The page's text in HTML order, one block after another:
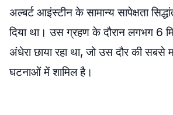
अल्बर्ट आइंस्टीन के सामान्य सापेक्षता
दिया था। उस ग्रहण के दौरान लगभग 6
अंधेरा छाया रहा था, जो उस दौर की सबसे
घटनाओं में शामिल है।